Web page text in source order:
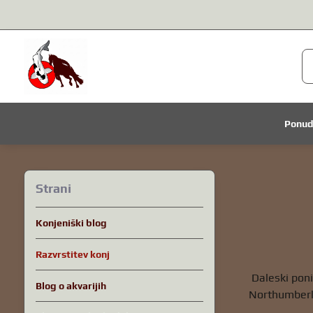
Daleski
Strani
Konjeniški blog
Razvrstitev konj
Blog o akvarijih